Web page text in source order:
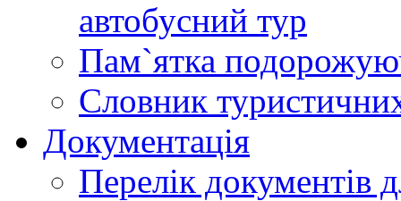
автобусний тур
Пам`ятка
Словник
Документація
Перелік документів